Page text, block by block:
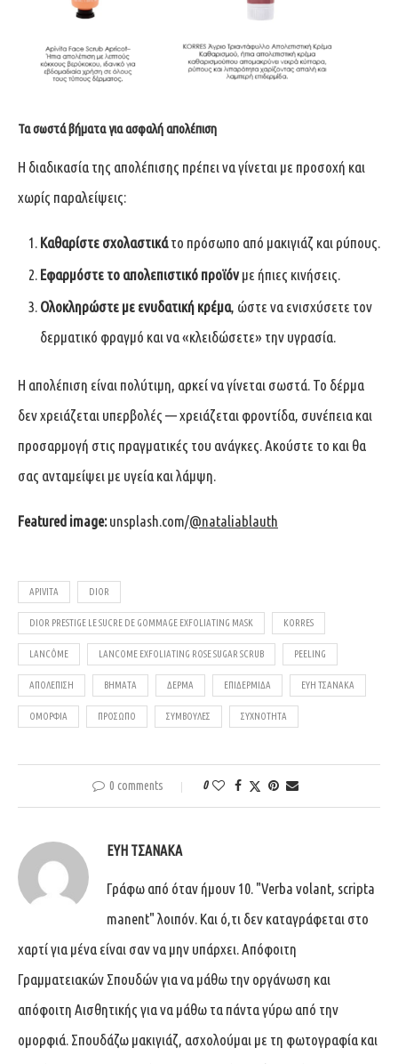
Τα σωστά βήματα για ασφαλή απολέπιση
Η διαδικασία της απολέπισης πρέπει να γίνεται με προσοχή και
χωρίς παραλείψεις:
Καθαρίστε σχολαστικάτο πρόσωπο από μακιγιάζ και ρύπους.
Εφαρμόστε το απολεπιστικό προϊόνμε ήπιες κινήσεις.
Ολοκληρώστε με ενυδατική κρέμα, ώστε να ενισχύσετε τον
δερματικό φραγμό και να «κλειδώσετε» την υγρασία.
Η απολέπιση είναι πολύτιμη, αρκεί να γίνεται σωστά. Το δέρμα
δεν χρειάζεται υπερβολές — χρειάζεται φροντίδα, συνέπεια και
προσαρμογή στις πραγματικές του ανάγκες. Ακούστε το και θα
σας ανταμείψει με υγεία και λάμψη.
Featured image:unsplash.com/@nataliablauth
APIVITA DIOR
DIOR PRESTIGE LE SUCRE DE GOMMAGE EXFOLIATING MASK KORRES
LANCÔME LANCOME EXFOLIATING ROSE SUGAR SCRUB PEELING
ΑΠΟΛΈΠΙΣΗ ΒΉΜΑΤΑ ΔΈΡΜΑ ΕΠΙΔΕΡΜΊΔΑ ΕΎΗ ΤΣΑΝΆΚΑ
ΟΜΟΡΦΙΆ ΠΡΌΣΩΠΟ ΣΥΜΒΟΥΛΈΣ ΣΥΧΝΌΤΗΤΑ
0 comments 0
ΕΎΗ ΤΣΑΝΆΚΑ
Γράφω από όταν ήμουν 10. "Verba volant, scripta
manent" λοιπόν. Και ό,τι δεν καταγράφεται στο
χαρτί για μένα είναι σαν να μην υπάρχει. Απόφοιτη
Γραμματειακών Σπουδών για να μάθω την οργάνωση και
απόφοιτη Αισθητικής για να μάθω τα πάντα γύρω από την
ομορφιά. Σπουδάζω μακιγιάζ, ασχολούμαι με τη φωτογραφία και